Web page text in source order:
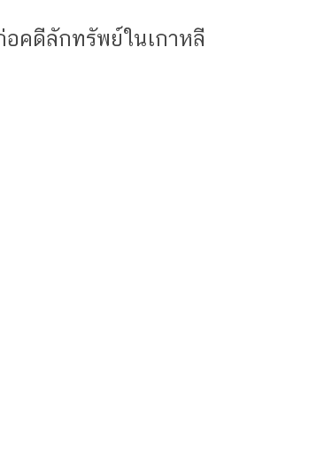
คดีลักทรัพย์ในเกาหลี